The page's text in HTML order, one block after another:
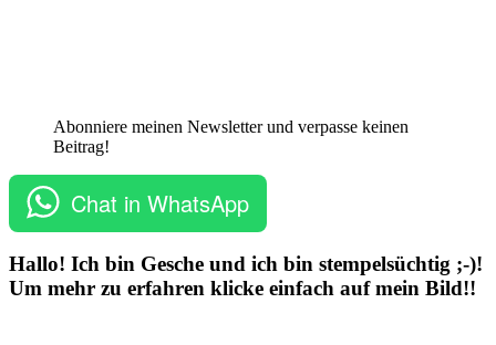
Abonniere meinen Newsletter und verpasse keinen
Beitrag!
Chat in WhatsApp
Hallo! Ich bin Gesche und ich bin stempelsüchtig ;-)!
Um mehr zu erfahren klicke einfach auf mein Bild!!